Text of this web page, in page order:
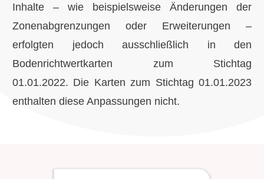
Inhalte – wie beispielsweise Änderungen der
Zonenabgrenzungen oder Erweiterungen –
erfolgten jedoch ausschließlich in den
Bodenrichtwertkarten zum Stichtag
01.01.2022. Die Karten zum Stichtag 01.01.2023
enthalten diese Anpassungen nicht.